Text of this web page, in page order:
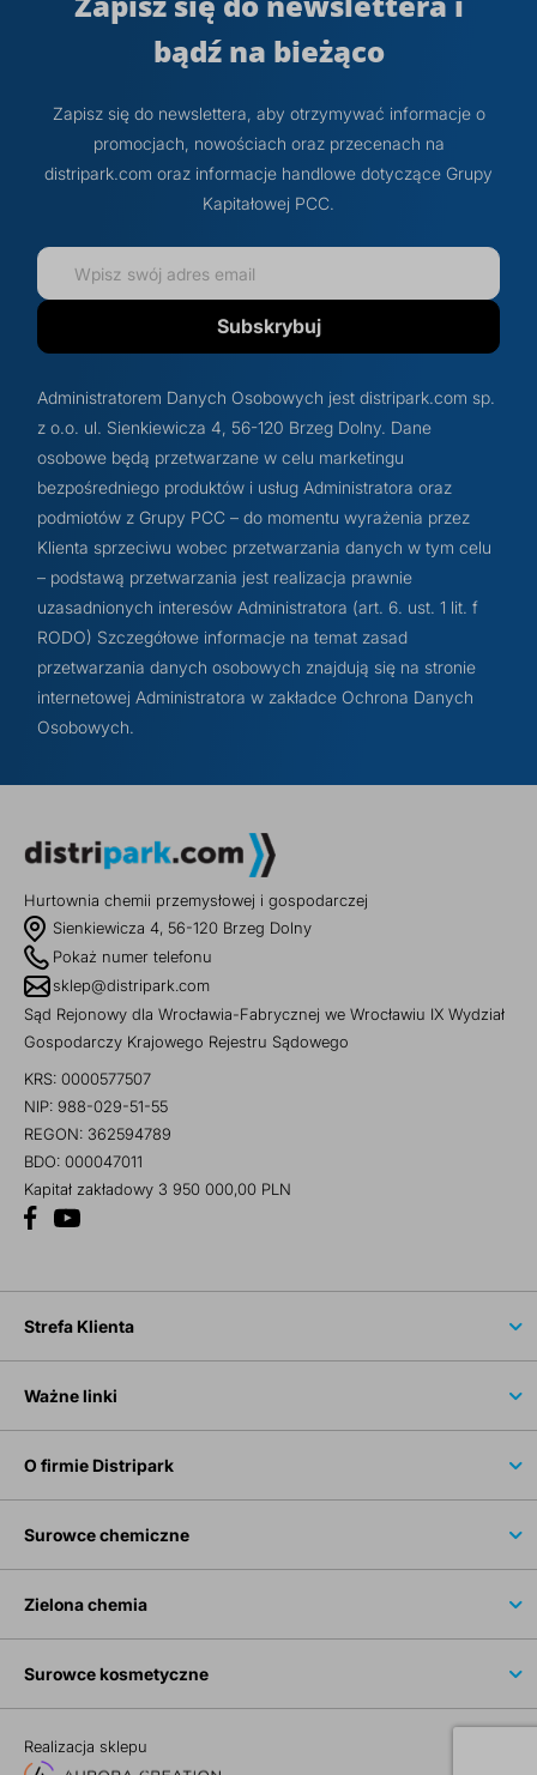
bądź na bieżąco
Zapisz się do newslettera, aby otrzymywać informacje o
promocjach, nowościach oraz przecenach na
distripark.com oraz informacje handlowe dotyczące Grupy
Kapitałowej PCC.
Subskrybuj
Administratorem Danych Osobowych jest distripark.com sp.
z o.o. ul. Sienkiewicza 4, 56-120 Brzeg Dolny. Dane
osobowe będą przetwarzane w celu marketingu
bezpośredniego produktów i usług Administratora oraz
podmiotów z Grupy PCC – do momentu wyrażenia przez
Klienta sprzeciwu wobec przetwarzania danych w tym celu
– podstawą przetwarzania jest realizacja prawnie
uzasadnionych interesów Administratora (art. 6. ust. 1 lit. f
RODO) Szczegółowe informacje na temat zasad
przetwarzania danych osobowych znajdują się na stronie
internetowej Administratora w zakładce Ochrona Danych
Osobowych.
Hurtownia chemii przemysłowej i gospodarczej
Sienkiewicza 4, 56-120 Brzeg Dolny
Pokaż numer telefonu
sklep@distripark.com
Sąd Rejonowy dla Wrocławia-Fabrycznej we Wrocławiu IX Wydział
Gospodarczy Krajowego Rejestru Sądowego
KRS: 0000577507
NIP: 988-029-51-55
REGON: 362594789
BDO: 000047011
Kapitał zakładowy 3 950 000,00 PLN
Strefa Klienta
Ważne linki
O firmie Distripark
Surowce chemiczne
Zielona chemia
Surowce kosmetyczne
Realizacja sklepu